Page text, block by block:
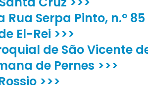
Rua Serpa Pinto, n.º 85
El-Rei >>>
de São Vicente
de Pernes >>>
>>>